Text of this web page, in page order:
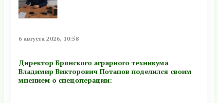
6 августа 2026, 10:58
Директор Брянского аграрного техникума
Владимир Викторович Потапов поделился своим
мнением о спецоперации: